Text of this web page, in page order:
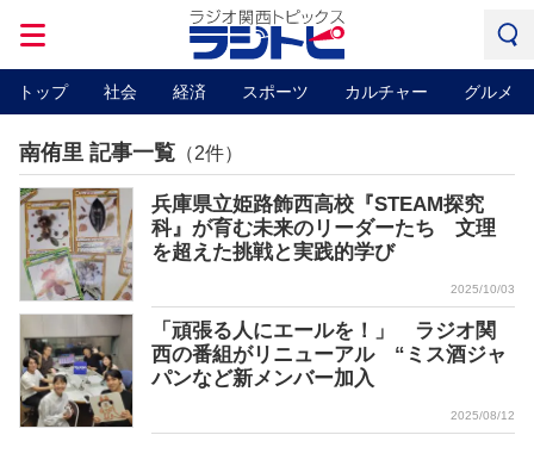
トップ 社会 経済 スポーツ カルチャー グルメ
南侑里 記事一覧 （2件）
兵庫県立姫路飾西高校『STEAM探究
科』が育む未来のリーダーたち 文理
を超えた挑戦と実践的学び
2025/10/03
「頑張る人にエールを！」 ラジオ関
西の番組がリニューアル “ミス酒ジャ
パンなど新メンバー加入
2025/08/12